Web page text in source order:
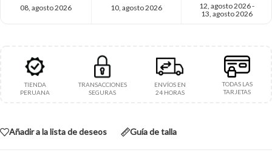
08, agosto 2026 10, agosto 2026
12, agosto 2026 -
13, agosto 2026
TIENDA
PERUANA
TRANSACCIONES
SEGURAS
ENVÍOS EN
24 HORAS
TODAS LAS
TARJETAS
Añadir a la lista de deseos Guía de talla